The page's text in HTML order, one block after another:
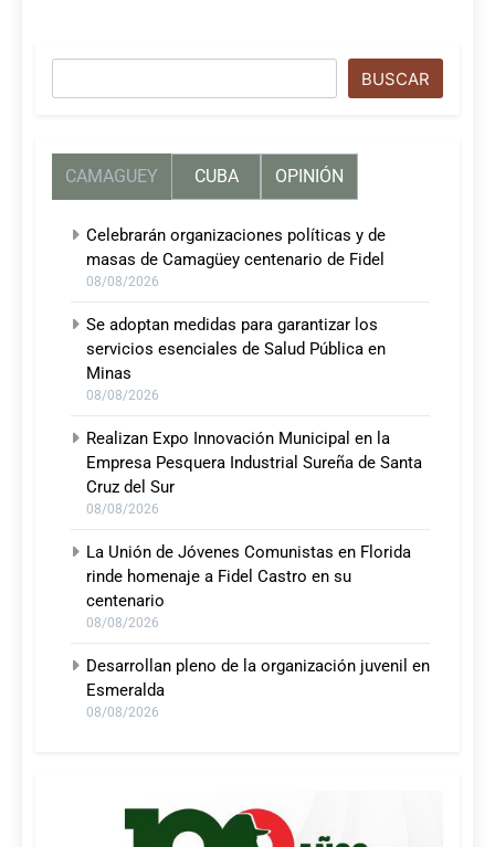
BUSCAR
CAMAGUEY CUBA OPINIÓN
Celebrarán organizaciones políticas y de
masas de Camagüey centenario de Fidel
08/08/2026
Se adoptan medidas para garantizar los
servicios esenciales de Salud Pública en
Minas
08/08/2026
Realizan Expo Innovación Municipal en la
Empresa Pesquera Industrial Sureña de Santa
Cruz del Sur
08/08/2026
La Unión de Jóvenes Comunistas en Florida
rinde homenaje a Fidel Castro en su
centenario
08/08/2026
Desarrollan pleno de la organización juvenil en
Esmeralda
08/08/2026